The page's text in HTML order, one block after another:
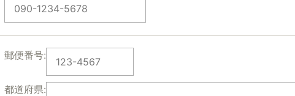
郵便番号:
都道府県: